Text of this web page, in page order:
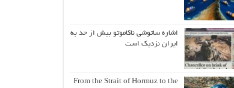
اشاره ساتوشی ناکاموتو بیش از حد به
ایران نزدیک است
From the Strait of Hormuz to the